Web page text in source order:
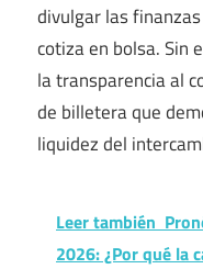
divulgar las
cotiza en bolsa. Sin
la transparencia al
de billetera que
liquidez del
Leer también
2026: ¿Por qué la